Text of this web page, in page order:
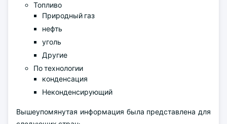
Топливо
Природный газ
нефть
уголь
Другие
По технологии
конденсация
Неконденсирующий
Вышеупомянутая информация была представлена для